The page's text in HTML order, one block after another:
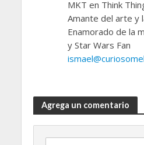
MKT en Think
Amante del arte y
Enamorado de la
y Star Wars Fan
Agrega un comentario